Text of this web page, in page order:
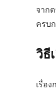
จาก
ครบ
วิธี
เรื่อ